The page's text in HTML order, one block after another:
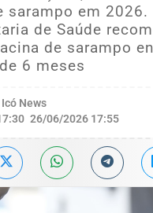
sarampo em 2026.
de Saúde
de sarampo
6 meses
News
26/06/2026 17:55